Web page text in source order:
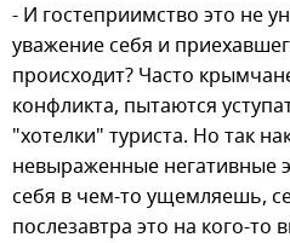
- И гостеприимство это не
уважение себя и
происходит? Часто
конфликта, пытаются
"хотелки" туриста. Но так
невыраженные негативные
себя в чем-то ущемляешь,
послезавтра это на кого-то